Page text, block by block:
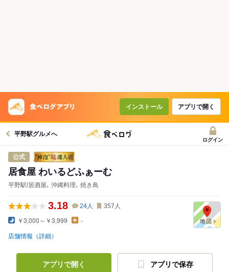
インストール アプリで開く
平野駅グルメへ
ログイン
公式
居食屋 わいるどふぁーむ
平野駅/居酒屋､ 沖縄料理､ 焼き鳥
3.18 24人 357 人
￥3,000～￥3,999 -
店舗情報（詳細）
アプリで開く アプリで保存